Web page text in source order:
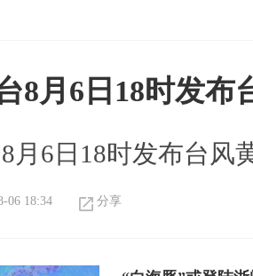
8月6日18时发布
月6日18时发布台风
06 18:34 分享